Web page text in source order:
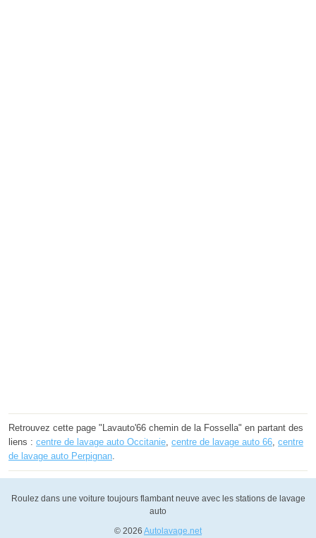
Retrouvez cette page "Lavauto'66 chemin de la Fossella" en partant des
liens : centre de lavage auto Occitanie centre de lavage auto 66 centre
de lavage auto Perpignan
Roulez dans une voiture toujours flambant neuve avec les stations de lavage
auto
© 2026 Autolavage.net